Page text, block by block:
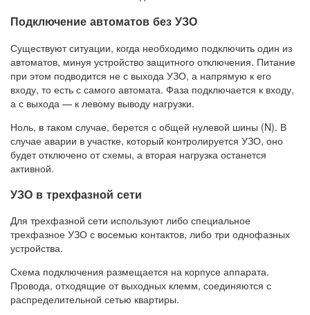
Подключение автоматов без УЗО
Существуют ситуации, когда необходимо подключить один из
автоматов, минуя устройство защитного отключения. Питание
при этом подводится не с выхода УЗО, а напрямую к его
входу, то есть с самого автомата. Фаза подключается к входу,
а с выхода — к левому выводу нагрузки.
Ноль, в таком случае, берется с общей нулевой шины (N). В
случае аварии в участке, который контролируется УЗО, оно
будет отключено от схемы, а вторая нагрузка останется
активной.
УЗО в трехфазной сети
Для трехфазной сети используют либо специальное
трехфазное УЗО с восемью контактов, либо три однофазных
устройства.
Схема подключения размещается на корпусе аппарата.
Провода, отходящие от выходных клемм, соединяются с
распределительной сетью квартиры.